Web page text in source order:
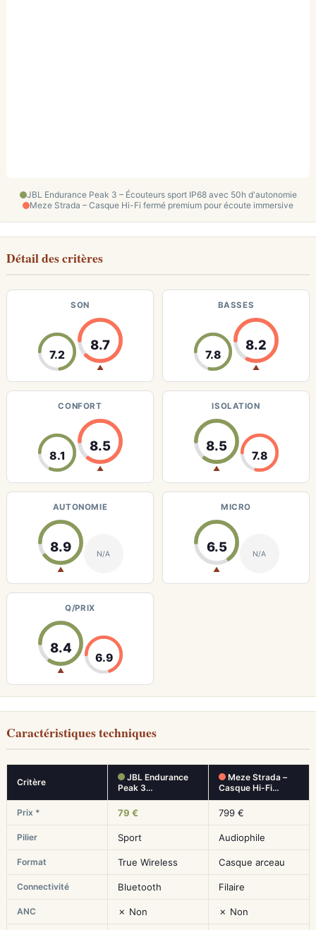
JBL Endurance Peak 3 – Écouteurs sport IP68 avec 50h d'autonomie
Meze Strada – Casque Hi-Fi fermé premium pour écoute immersive
Détail des critères
SON
7.2
8.7
▲
BASSES
7.8
8.2
▲
CONFORT
8.1
8.5
▲
ISOLATION
8.5
▲
7.8
AUTONOMIE
8.9
▲
N/A
MICRO
6.5
▲
N/A
Q/PRIX
8.4
▲
6.9
Caractéristiques techniques
Critère
JBL Endurance
Peak 3…
Meze Strada –
Casque Hi-Fi…
Prix * 79 € 799 €
Pilier Sport Audiophile
Format True Wireless Casque arceau
Connectivité Bluetooth Filaire
ANC ✗ Non ✗ Non